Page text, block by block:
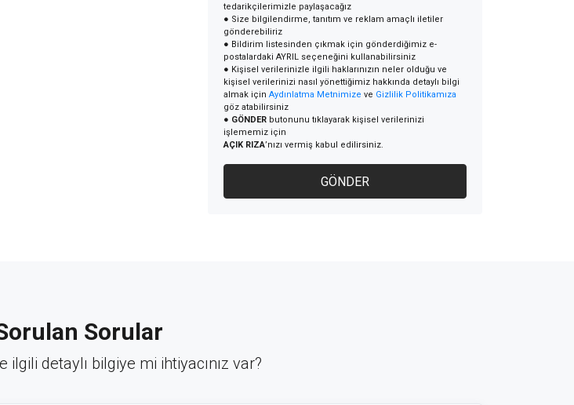
tedarikçilerimizle paylaşacağız
● Size bilgilendirme, tanıtım ve reklam amaçlı iletiler
gönderebiliriz
● Bildirim listesinden çıkmak için gönderdiğimiz e-
postalardaki AYRIL seçeneğini kullanabilirsiniz
● Kişisel verilerinizle ilgili haklarınızın neler olduğu ve
kişisel verilerinizi nasıl yönettiğimiz hakkında detaylı bilgi
almak için Aydınlatma Metnimize ve Gizlilik Politikamıza
göz atabilirsiniz
● GÖNDER butonunu tıklayarak kişisel verilerinizi
işlememiz için
AÇIK RIZA’nızı vermiş kabul edilirsiniz.
GÖNDER
Sorular
detaylı bilgiye mi ihtiyacınız var?